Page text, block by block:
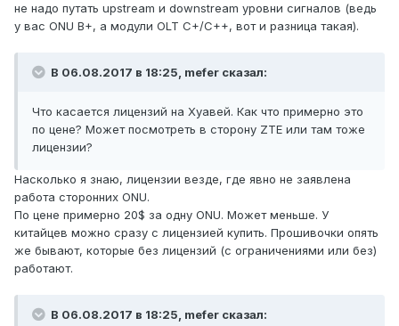
не надо путать upstream и downstream уровни сигналов (ведь
у вас ONU B+, а модули OLT C+/C++, вот и разница такая).
В 06.08.2017 в 18:25, mefer сказал:
Что касается лицензий на Хуавей. Как что примерно это
по цене? Может посмотреть в сторону ZTE или там тоже
лицензии?
Насколько я знаю, лицензии везде, где явно не заявлена
работа сторонних ONU.
По цене примерно 20$ за одну ONU. Может меньше. У
китайцев можно сразу с лицензией купить. Прошивочки опять
же бывают, которые без лицензий (с ограничениями или без)
работают.
В 06.08.2017 в 18:25, mefer сказал: